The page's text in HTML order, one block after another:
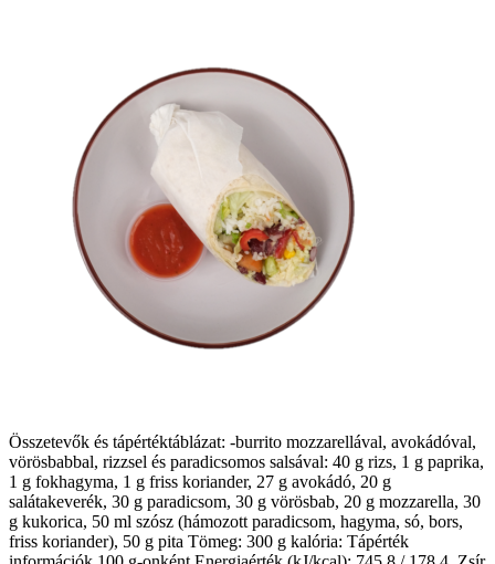
Összetevők és tápértéktáblázat: -burrito mozzarellával, avokádóval,
vörösbabbal, rizzsel és paradicsomos salsával: 40 g rizs, 1 g paprika,
1 g fokhagyma, 1 g friss koriander, 27 g avokádó, 20 g
salátakeverék, 30 g paradicsom, 30 g vörösbab, 20 g mozzarella, 30
g kukorica, 50 ml szósz (hámozott paradicsom, hagyma, só, bors,
friss koriander), 50 g pita Tömeg: 300 g kalória: Tápérték